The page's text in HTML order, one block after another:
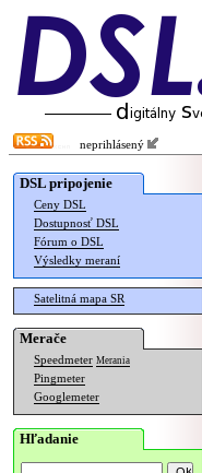
neprihlásený
DSL pripojenie
Ceny DSL
Dostupnosť DSL
Fórum o DSL
Výsledky meraní
Satelitná mapa SR
Merače
Speedmeter Merania
Pingmeter
Googlemeter
Hľadanie